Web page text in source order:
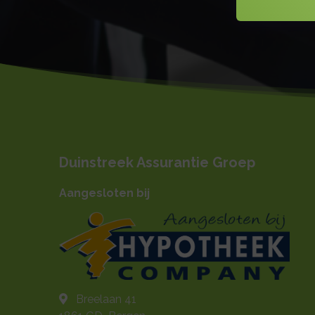
Duinstreek Assurantie Groep
Aangesloten bij
Breelaan 41